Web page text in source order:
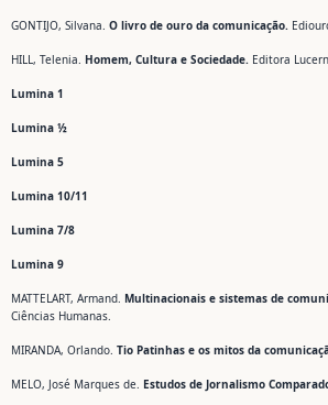
GONTIJO, Silvana. O livro de ouro da comunicação.
HILL, Telenia. Homem, Cultura e Sociedade. Editora
Lumina 1
Lumina ½
Lumina 5
Lumina 10/11
Lumina 7/8
Lumina 9
MATTELART, Armand. Multinacionais e sistemas de
Ciências Humanas.
MIRANDA, Orlando. Tio Patinhas e os mitos da
MELO, José Marques de. Estudos de Jornalismo